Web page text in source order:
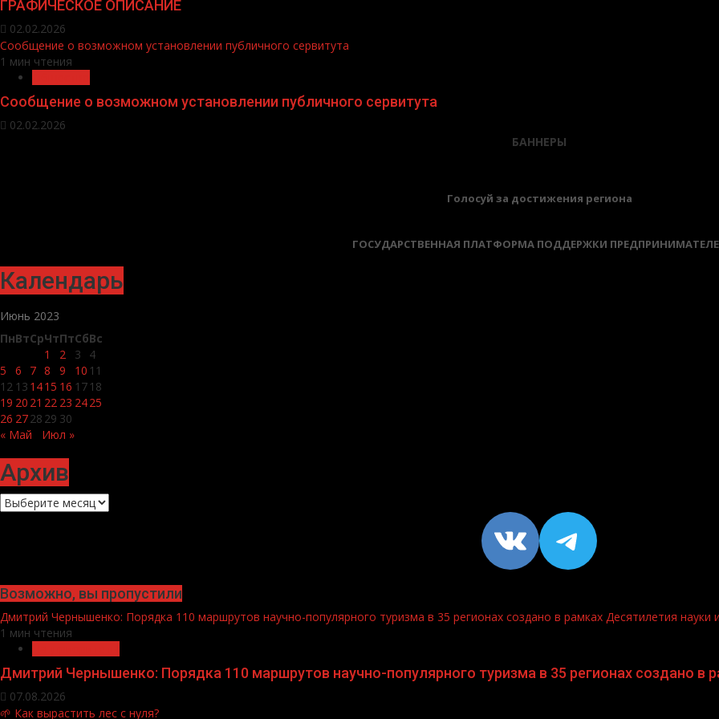
ГРАФИЧЕСКОЕ ОПИСАНИЕ
02.02.2026
Сообщение о возможном установлении публичного сервитута
1 мин чтения
Сообщение о возможном установлении публичного сервитута
02.02.2026
БАННЕРЫ
Голосуй за достижения региона
ГОСУДАРСТВЕННАЯ ПЛАТФОРМА ПОДДЕРЖКИ
Календарь
Июнь 2023
ПнВтСрЧтПтСбВс
1
2 3
4
5
6 7 8 9 10 11
12 13 1415 16 17 18
19 20 21 22 23 2425
26 2728 29 30
« Май
Июл »
Архив
Архив
VK https://
Возможно, вы пропустили
Дмитрий Чернышенко: Порядка 110 маршрутов научно-популярного туризма в 35 регионах создано в рамках Десятилетия науки
1 мин чтения
Дмитрий Чернышенко: Порядка 110 маршрутов научно-популярного туризма в 35 регионах создано в
07.08.2026
🌱 Как вырастить лес с нуля?